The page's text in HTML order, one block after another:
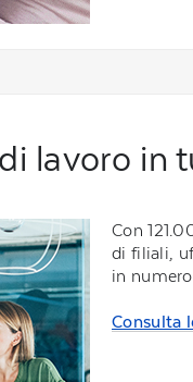
lavoro in
Con
di filiali,
in
Consulta